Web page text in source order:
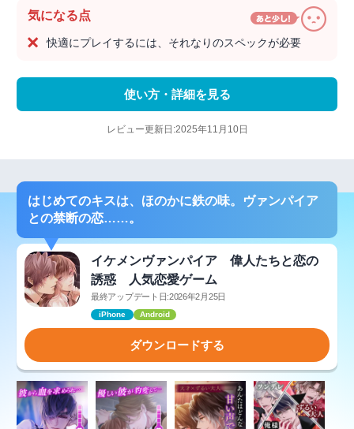
気になる点
快適にプレイするには、それなりのスペックが必要
使い方・詳細を見る
レビュー更新日:2025年11月10日
はじめてのキスは、ほのかに鉄の味。ヴァンパイア
との禁断の恋……。
イケメンヴァンパイア 偉人たちと恋の
誘惑 人気恋愛ゲーム
最終アップデート日:2026年2月25日
iPhone Android
ダウンロードする